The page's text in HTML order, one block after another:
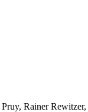
Rainer